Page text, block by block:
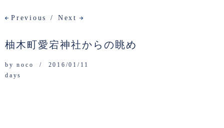
Next
Previous
柚木町愛宕神社からの眺め
bynoco
2016/01/11
days